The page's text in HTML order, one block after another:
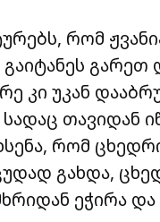
რომ
გარეთ
კი უკან
თავიდან
რომ
გახდა,
ეჭირა